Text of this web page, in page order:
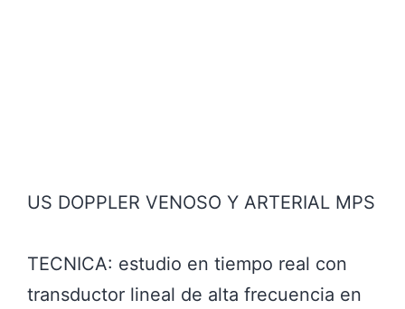
US DOPPLER VENOSO Y ARTERIAL MPS
TECNICA: estudio en tiempo real con
transductor lineal de alta frecuencia en